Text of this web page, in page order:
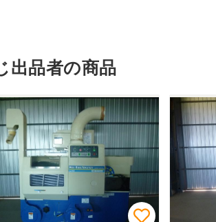
出品者の商品